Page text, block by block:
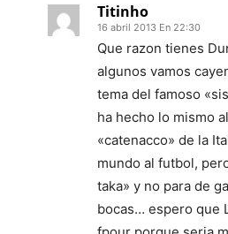
Titinho
16 abril 2013 En 22:30
Que razon tienes
algunos vamos
tema del famoso
ha hecho lo mismo
«catenacco» de la
mundo al futbol,
taka» y no para de
bocas… espero que